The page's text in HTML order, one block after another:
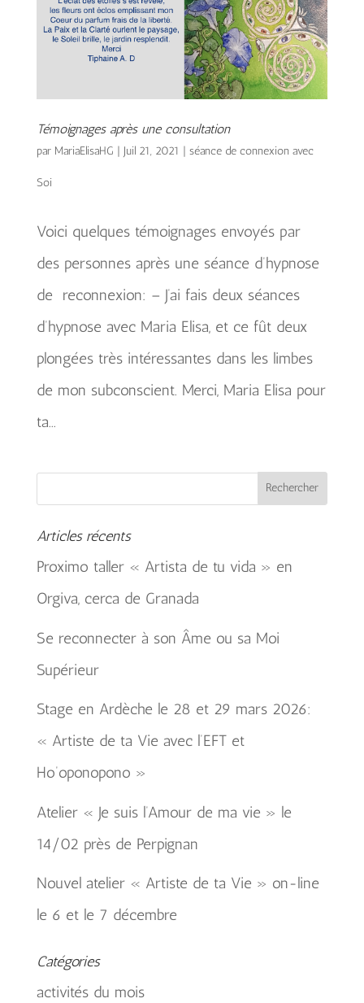
Témoignages après une consultation
par MariaElisaHG | Juil 21, 2021 | séance de connexion avec
Soi
Voici quelques témoignages envoyés par
des personnes après une séance d’hypnose
de reconnexion: – J’ai fais deux séances
d’hypnose avec Maria Elisa, et ce fût deux
plongées très intéressantes dans les limbes
de mon subconscient. Merci, Maria Elisa pour
ta...
Articles récents
Proximo taller « Artista de tu vida » en
Orgiva, cerca de Granada
Se reconnecter à son Âme ou sa Moi
Supérieur
Stage en Ardèche le 28 et 29 mars 2026:
« Artiste de ta Vie avec l’EFT et
Ho’oponopono »
Atelier « Je suis l’Amour de ma vie » le
14/02 près de Perpignan
Nouvel atelier « Artiste de ta Vie » on-line
le 6 et le 7 décembre
Catégories
activités du mois